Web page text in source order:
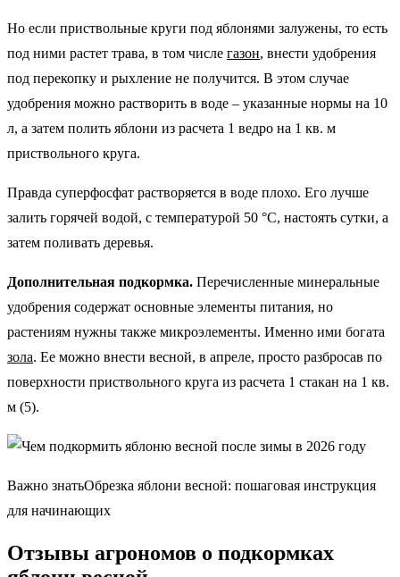
Но если приствольные круги под яблонями залужены, то есть
под ними растет трава, в том числе газон, внести удобрения
под перекопку и рыхление не получится. В этом случае
удобрения можно растворить в воде – указанные нормы на 10
л, а затем полить яблони из расчета 1 ведро на 1 кв. м
приствольного круга.
Правда суперфосфат растворяется в воде плохо. Его лучше
залить горячей водой, с температурой 50 °С, настоять сутки, а
затем поливать деревья.
Дополнительная подкормка. Перечисленные минеральные
удобрения содержат основные элементы питания, но
растениям нужны также микроэлементы. Именно ими богата
зола. Ее можно внести весной, в апреле, просто разбросав по
поверхности приствольного круга из расчета 1 стакан на 1 кв.
м (5).
Важно знатьОбрезка яблони весной: пошаговая инструкция
для начинающих
Отзывы агрономов о подкормках